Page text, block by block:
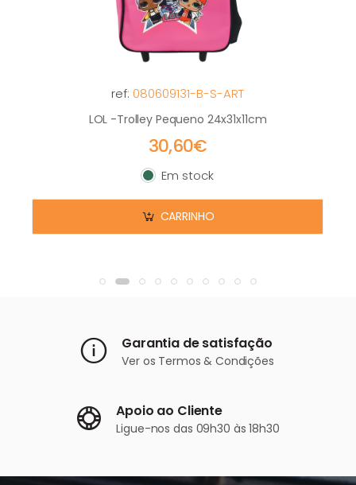
ref: 080609131-B-S-ART
LOL -Trolley Pequeno 24x31x11cm
30,60€
Em stock
Em stock
CARRINHO
Garantia de satisfação
Ver os Termos & Condições
Apoio ao Cliente
Ligue-nos das 09h30 às 18h30